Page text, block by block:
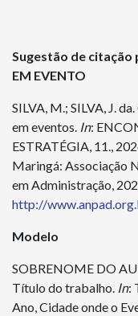
Sugestão de citação
EM EVENTO
SILVA, M.; SILVA, J.
em eventos. In:
ESTRATÉGIA, 11.,
Maringá: Associação
em Administração,
http://
Modelo
SOBRENOME DO
Título do trabalho. In:
Ano, Cidade onde o